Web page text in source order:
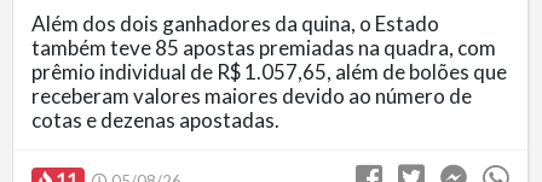
Além dos dois ganhadores da quina, o Estado
também teve 85 apostas premiadas na quadra, com
prêmio individual de R$ 1.057,65, além de bolões que
receberam valores maiores devido ao número de
cotas e dezenas apostadas.